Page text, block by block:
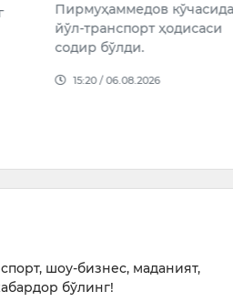
кўчасида
ҳодисаси
/ 06.08.2026
собиқ
шоу-бизнес, маданият,
бўлинг!